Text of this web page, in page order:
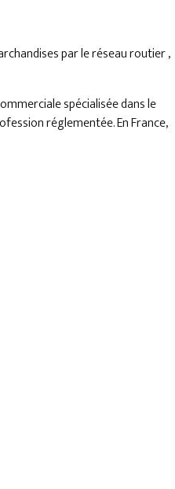
par le réseau routier ,
spécialisée dans le
réglementée. En France,